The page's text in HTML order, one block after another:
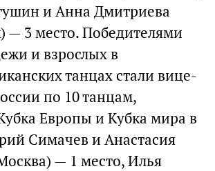
и Анна Дмитриева
— 3 место. Победителями
и взрослых в
танцах стали вице-
по 10 танцам,
Европы и Кубка мира в
Симачев и Анастасия
— 1 место, Илья